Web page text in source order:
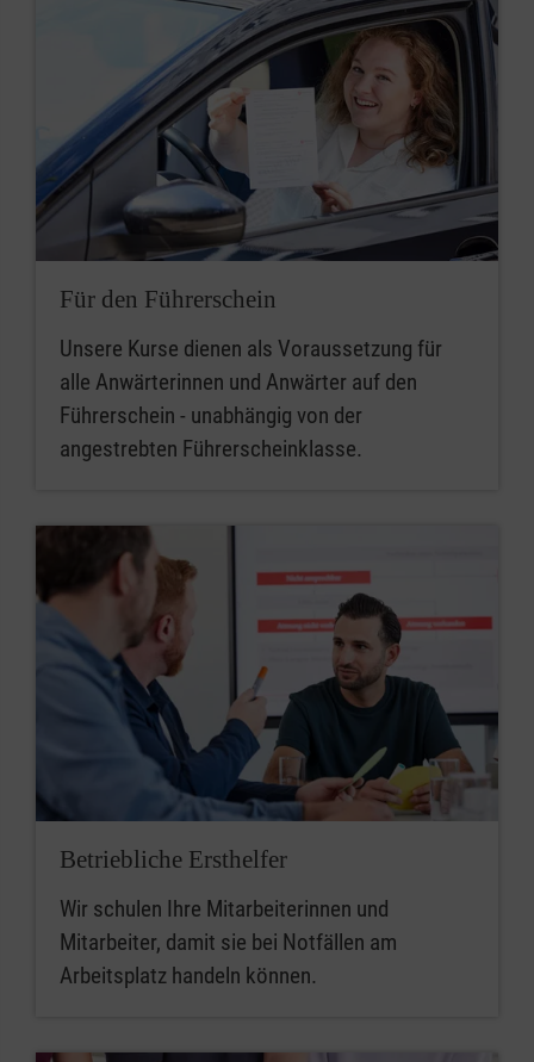
Für den Führerschein
Unsere Kurse dienen als Voraussetzung für
alle Anwärterinnen und Anwärter auf den
Führerschein - unabhängig von der
angestrebten Führerscheinklasse.
Betriebliche Ersthelfer
Wir schulen Ihre Mitarbeiterinnen und
Mitarbeiter, damit sie bei Notfällen am
Arbeitsplatz handeln können.